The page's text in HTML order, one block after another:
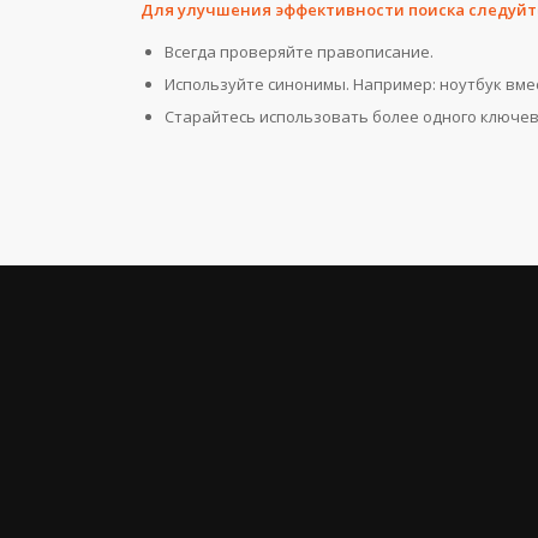
Для улучшения эффективности поиска
Всегда проверяйте правописание.
Используйте синонимы. Например: ноутбук
Старайтесь использовать более одного